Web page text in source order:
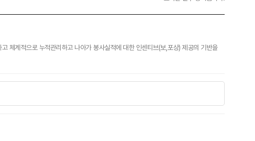
체계적으로 누적관리하고 나아가 봉사실적에 대한 인센티브(보,포상) 제공의 기반을